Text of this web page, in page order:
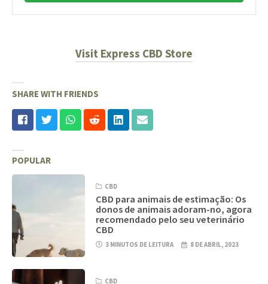
Visit Express CBD Store
SHARE WITH FRIENDS
POPULAR
CBD
CBD para animais de estimação: Os
donos de animais adoram-no, agora
recomendado pelo seu veterinário
CBD
3 MINUTOS DE LEITURA 8 DE ABRIL, 2023
CBD